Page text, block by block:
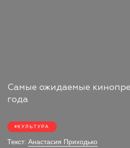
Самые ожидаемые
года
КУЛЬТУРА
Текст: Анастасия Приходько